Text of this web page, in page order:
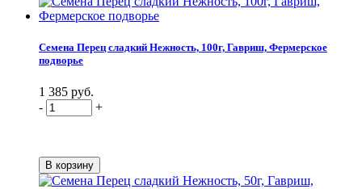
Семена Перец сладкий Нежность, 100г, Гавриш, Фермерское
подворье
1 385 руб.
-
+